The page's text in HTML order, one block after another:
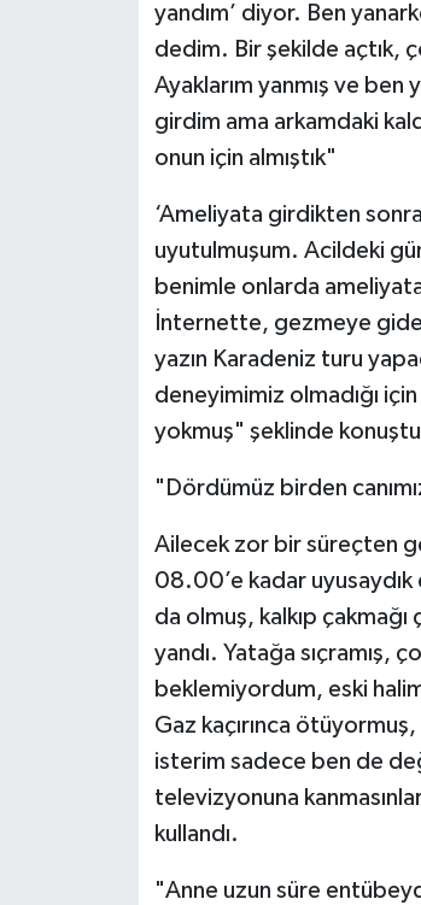
yandım’ diyor. Ben
dedim. Bir şekilde açtık,
Ayaklarım yanmış ve ben
girdim ama arkamdaki
onun için almıştık"
‘Ameliyata girdikten
uyutulmuşum. Acildeki
benimle onlarda
İnternette, gezmeye
yazın Karadeniz turu
deneyimimiz olmadığı
yokmuş" şeklinde
"Dördümüz birden
Ailecek zor bir süreçten
08.00’e kadar
da olmuş, kalkıp çakmağı
yandı. Yatağa sıçramış,
beklemiyordum, eski
Gaz kaçırınca
isterim sadece ben de
televizyonuna
kullandı.
"Anne uzun süre